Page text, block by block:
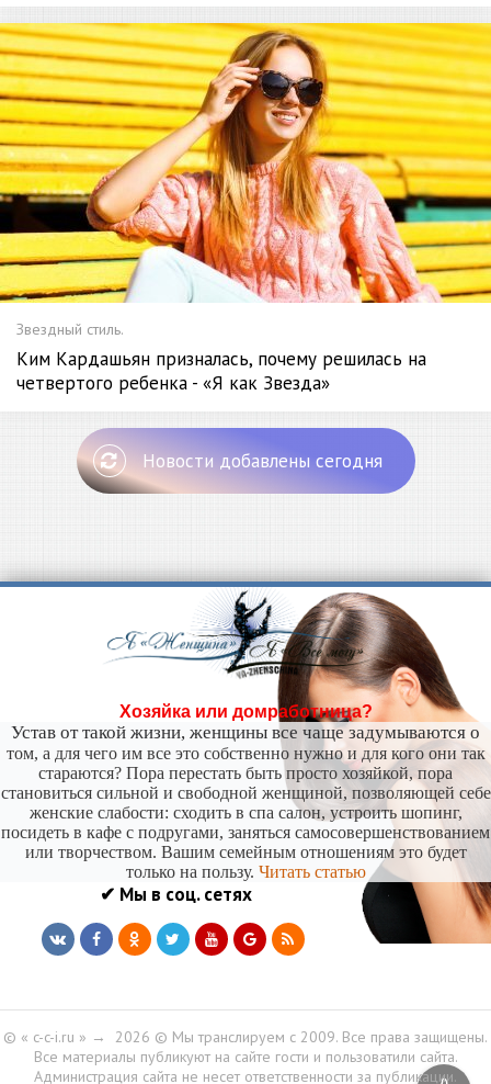
Звездный стиль.
Ким Кардашьян призналась, почему решилась на
четвертого ребенка - «Я как Звезда»
Новости добавлены сегодня
Хозяйка или домработница?
Устав от такой жизни, женщины все чаще задумываются о
том, а для чего им все это собственно нужно и для кого они так
стараются? Пора перестать быть просто хозяйкой, пора
становиться сильной и свободной женщиной, позволяющей себе
женские слабости: сходить в спа салон, устроить шопинг,
посидеть в кафе с подругами, заняться самосовершенствованием
или творчеством. Вашим семейным отношениям это будет
только на пользу. Читать статью
✔ Мы в соц. сетях
© « c-c-i.ru » → 2026 © Мы транслируем с 2009. Все права защищены.
Все материалы публикуют на сайте гости и пользоватили сайта.
Администрация сайта не несет ответственности за публикации.